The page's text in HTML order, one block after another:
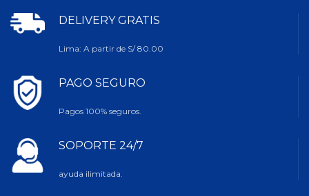
DELIVERY GRATIS
Lima: A partir de S/ 80.00
PAGO SEGURO
Pagos 100% seguros.
SOPORTE 24/7
ayuda ilimitada.